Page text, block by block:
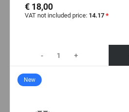
€ 18,00
VAT not included price: 14.17 *
- +
New